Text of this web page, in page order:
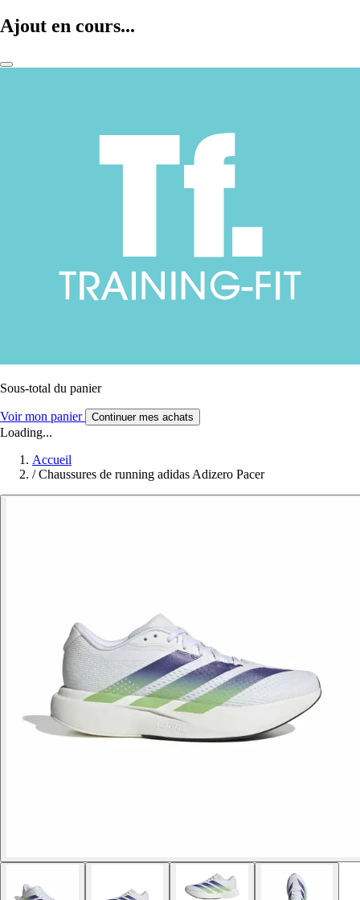
Ajout en cours...
Sous-total du panier
Voir mon panier Continuer mes achats
Loading...
Accueil
/ Chaussures de running adidas Adizero Pacer